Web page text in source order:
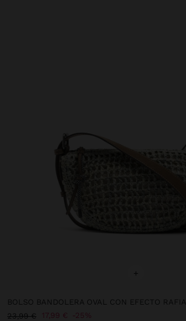
+
BOLSO BANDOLERA OVAL CON EFECTO RAFIA
23,99 €
17,99 € 25%